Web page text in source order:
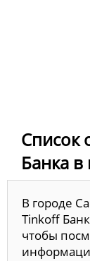
Список
Банка
В городе
Tinkoff
чтобы